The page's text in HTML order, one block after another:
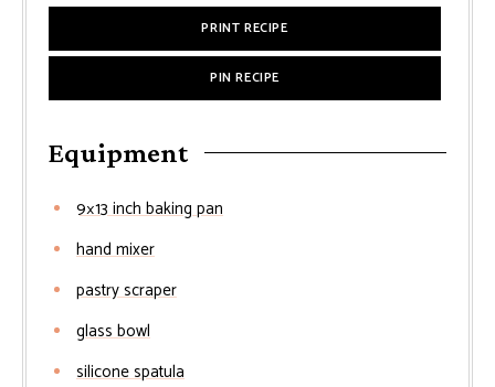
PRINT RECIPE
PIN RECIPE
Equipment
9×13 inch baking pan
hand mixer
pastry scraper
glass bowl
silicone spatula